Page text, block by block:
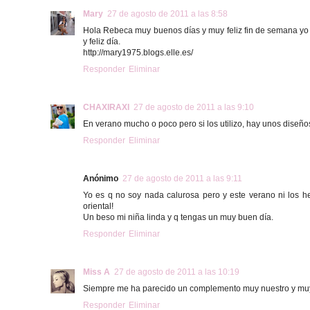
Mary 27 de agosto de 2011 a las 8:58
Hola Rebeca muy buenos días y muy feliz fin de semana
y feliz día.
http://mary1975.blogs.elle.es/
Responder Eliminar
CHAXIRAXI
27 de agosto de 2011 a las 9:10
En verano mucho o poco pero si los utilizo, hay unos
Responder Eliminar
Anónimo 27 de agosto de 2011 a las 9:11
Yo es q no soy nada calurosa pero y este verano ni los
oriental!
Un beso mi niña linda y q tengas un muy buen día.
Responder Eliminar
Miss A 27 de agosto de 2011 a las 10:19
Siempre me ha parecido un complemento muy nuestro y
Responder Eliminar